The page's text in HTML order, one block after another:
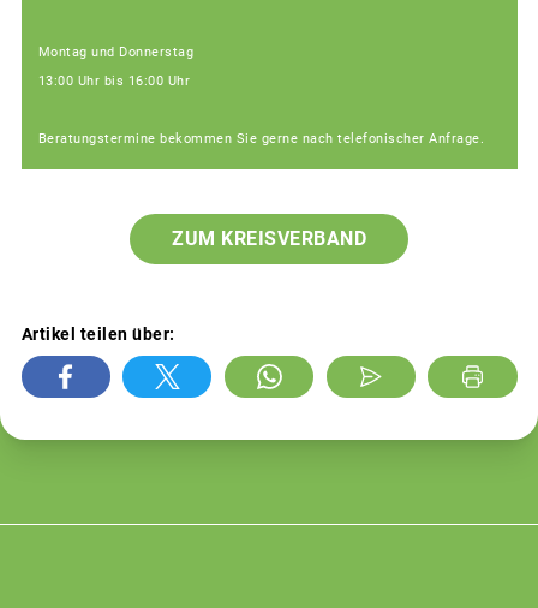
Montag und Donnerstag
13:00 Uhr bis 16:00 Uhr
Beratungstermine bekommen Sie gerne nach telefonischer Anfrage.
ZUM KREISVERBAND
Artikel teilen über: